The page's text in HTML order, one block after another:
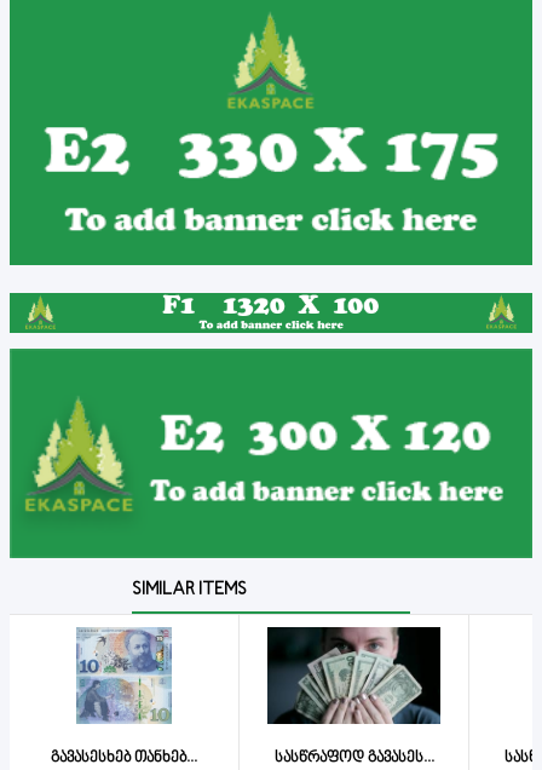
SIMILAR ITEMS
გავასესხებ თანხებ... სასწრაფოდ გავასეს...